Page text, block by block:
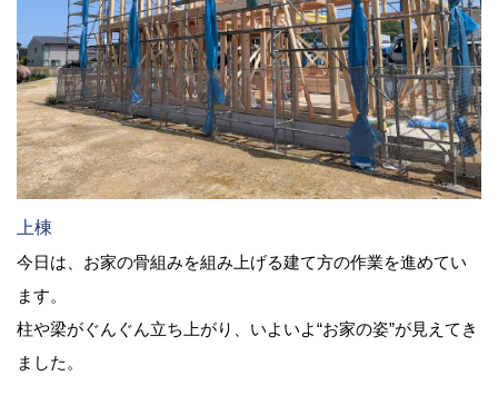
上棟
今日は、お家の骨組みを組み上げる建て方の作業を進めてい
ます。
柱や梁がぐんぐん立ち上がり、いよいよ“お家の姿”が見えてき
ました。